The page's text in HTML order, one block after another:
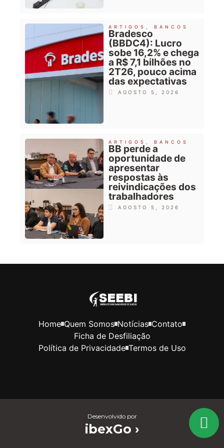
ARTIGOS BANCOS
Bradesco
(BBDC4): Lucro
sobe 16,2% e chega
a R$ 7,1 bilhões no
2T26, pouco acima
das expectativas
AGOSTO 5, 2026
ARTIGOS BANCOS
BB perde a
oportunidade de
apresentar
respostas às
reivindicações dos
trabalhadores
AGOSTO 5, 2026
Home Quem Somos Notícias Contato
Ficha de Desfiliação
Política de Privacidade Termos de Uso
Desenvolvido por
ibexGo ›